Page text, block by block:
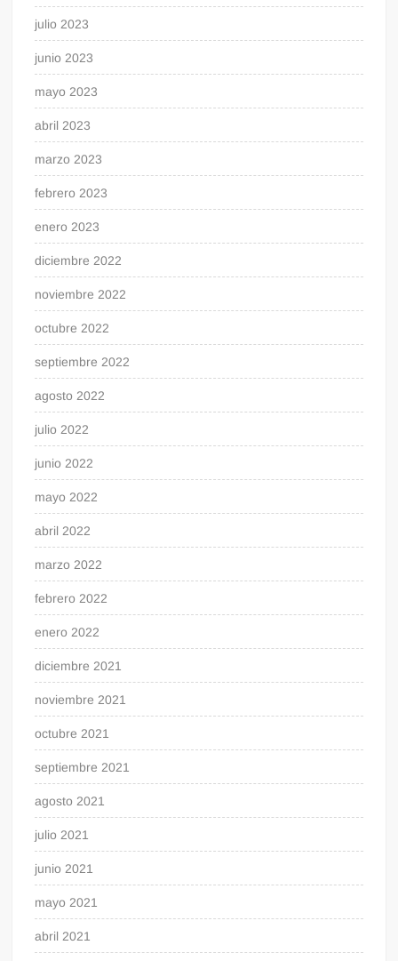
julio 2023
junio 2023
mayo 2023
abril 2023
marzo 2023
febrero 2023
enero 2023
diciembre 2022
noviembre 2022
octubre 2022
septiembre 2022
agosto 2022
julio 2022
junio 2022
mayo 2022
abril 2022
marzo 2022
febrero 2022
enero 2022
diciembre 2021
noviembre 2021
octubre 2021
septiembre 2021
agosto 2021
julio 2021
junio 2021
mayo 2021
abril 2021